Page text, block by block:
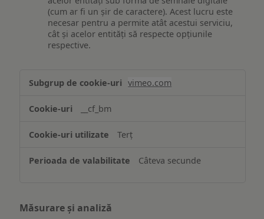
(cum ar fi un șir de caractere). Acest lucru este
necesar pentru a permite atât acestui serviciu,
cât și acelor entități să respecte opțiunile
respective.
funcționalităților
ului
vimeo.com
__cf_bm
Terț
Câteva secunde
Măsurare și analiză